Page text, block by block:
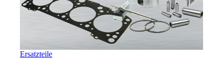
Ersatzteile